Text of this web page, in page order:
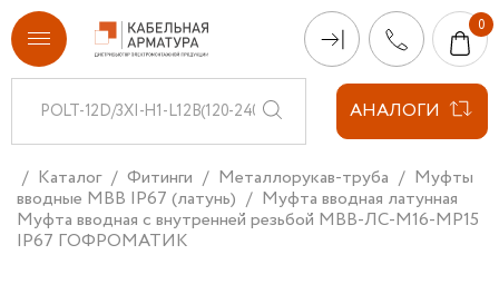
АНАЛОГИ
Каталог Фитинги Металлорукав-труба
Муфты
вводные МВВ IP67 (латунь)
Муфта вводная латунная
Муфта вводная с внутренней резьбой МВВ-ЛС-М16-МР15
IP67 ГОФРОМАТИК